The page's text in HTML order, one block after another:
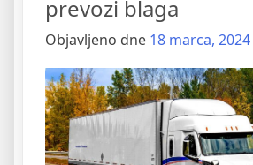
prevozi blaga
Objavljeno dne 18 marca, 2024